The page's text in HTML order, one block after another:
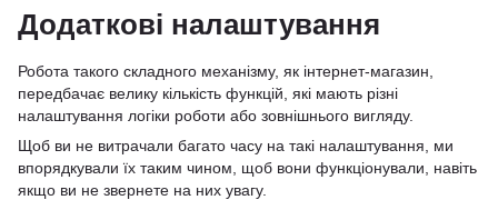
Додаткові налаштування
Робота такого складного механізму, як інтернет-магазин,
передбачає велику кількість функцій, які мають різні
налаштування логіки роботи або зовнішнього вигляду.
Щоб ви не витрачали багато часу на такі налаштування, ми
впорядкували їх таким чином, щоб вони функціонували, навіть
якщо ви не звернете на них увагу.